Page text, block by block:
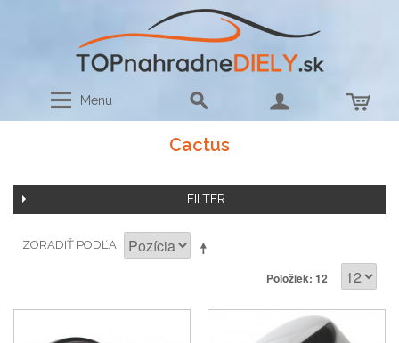
Menu
Cactus
FILTER
ZORADIŤ PODĽA
Položiek: 12